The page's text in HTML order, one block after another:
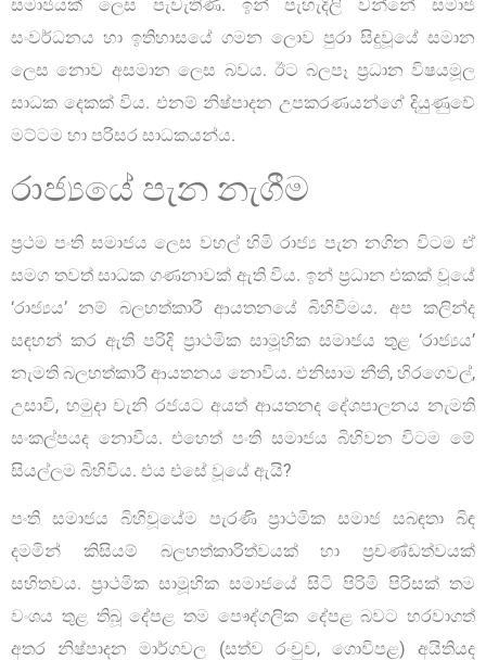
සමාජයක් ලෙස පැවැතිණි. ඉන් පැහැදිලි වන්නේ සමාජ
සංවර්ධනය හා ඉතිහාසයේ ගමන ලොව පුරා සිදුවූයේ සමාන
ලෙස නොව අසමාන ලෙස බවය. ඊට බලපෑ ප්‍රධාන විෂයමූල
සාධක දෙකක් විය. එනම් නිෂ්පාදන උපකරණයන්ගේ දියුණුවේ
මට්ටම හා පරිසර සාධකයන්ය.
රාජ්‍යයේ පැන නැගීම
ප්‍රථම පංති සමාජය ලෙස වහල් හිමි රාජ්‍ය පැන නගින විටම ඒ
සමග තවත් සාධක ගණනාවක් ඇති විය. ඉන් ප්‍රධාන එකක් වූයේ
‘රාජ්‍යය’ නම් බලහත්කාරී ආයතනයේ බිහිවීමය. අප කලින්ද
සඳහන් කර ඇති පරිදි ප්‍රාථමික සාමූහික සමාජය තුළ ‘රාජ්‍යය’
නැමති බලහත්කාරී ආයතනය නොවීය. එනිසාම නීති, හිරගෙවල්,
උසාවි, හමුදා වැනි රජයට අයත් ආයතනද දේශපාලනය නැමති
සංකල්පයද නොවීය. එහෙත් පංති සමාජය බිහිවන විටම මේ
සියල්ලම බිහිවිය. එය එසේ වූයේ ඇයි?
පංති සමාජය බිහිවූයේම පැරණි ප්‍රාථමික සමාජ සබඳතා බිඳ
දමමින් කිසියම් බලහත්කාරිත්වයක් හා ප්‍රචණ්ඩත්වයක්
සහිතවය. ප්‍රාථමික සාමූහික සමාජයේ සිටි පිරිමි පිරිසක් තම
වංශය තුළ තිබූ දේපළ තම පෞද්ගලික දේපළ බවට හරවාගත්
අතර නිෂ්පාදන මාර්ගවල (සත්ව රංචුව, ගොවිපළ) අයිතියද